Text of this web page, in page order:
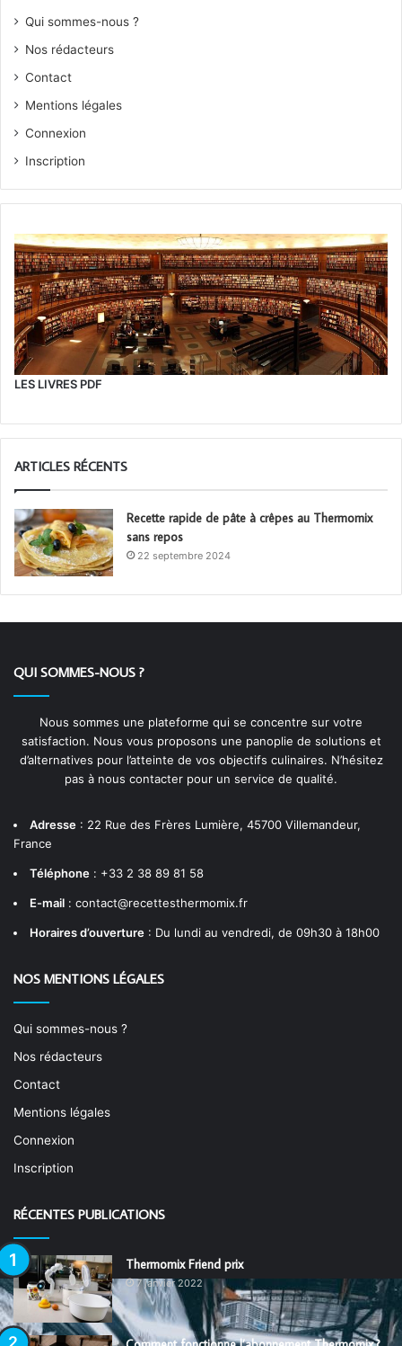
Qui sommes-nous ?
Nos rédacteurs
Contact
Mentions légales
Connexion
Inscription
LES LIVRES PDF
ARTICLES RÉCENTS
Recette rapide de pâte à crêpes au Thermomix
sans repos
22 septembre 2024
QUI SOMMES-NOUS ?
Nous sommes une plateforme qui se concentre sur votre
satisfaction. Nous vous proposons une panoplie de solutions et
d’alternatives pour l’atteinte de vos objectifs culinaires. N’hésitez
pas à nous contacter pour un service de qualité.
Adresse : 22 Rue des Frères Lumière, 45700 Villemandeur,
France
Téléphone : +33 2 38 89 81 58
E-mail : contact@recettesthermomix.fr
Horaires d’ouverture : Du lundi au vendredi, de 09h30 à 18h00
NOS MENTIONS LÉGALES
Qui sommes-nous ?
Nos rédacteurs
Contact
Mentions légales
Connexion
Inscription
RÉCENTES PUBLICATIONS
Thermomix Friend prix
7 janvier 2022